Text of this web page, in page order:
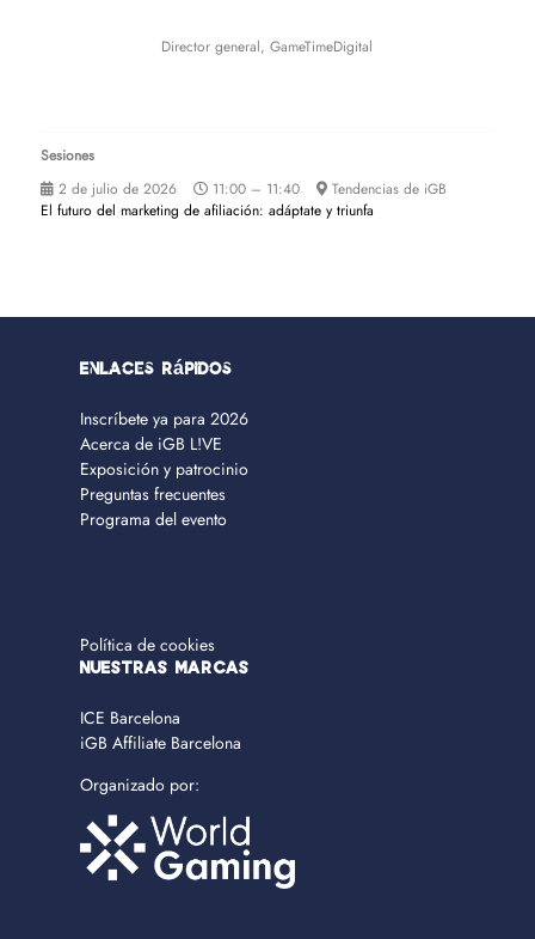
Director general,GameTimeDigital
Sesiones
2 de julio de 2026
11:00 – 11:40
Tendencias de iGB
El futuro del marketing de afiliación: adáptate y triunfa
Enlaces rápidos
Inscríbete ya para 2026
Acerca de iGB L!VE
Exposición y patrocinio
Preguntas frecuentes
Programa del evento
Política de cookies
NUESTRAS MARCAS
ICE Barcelona
iGB Affiliate Barcelona
Organizado por: